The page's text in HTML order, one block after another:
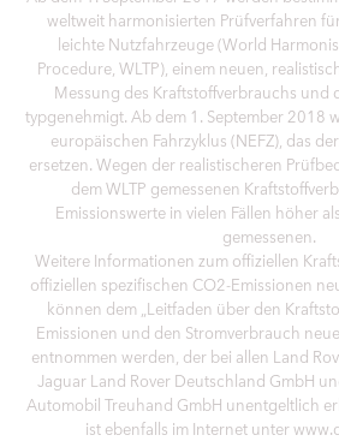
weltweit harmonisierten Prüfverfahren
leichte Nutzfahrzeuge (World
Procedure, WLTP), einem neuen,
Messung des Kraftstoffverbrauchs und
typgenehmigt. Ab dem 1. September 2018
europäischen Fahrzyklus (NEFZ), das
ersetzen. Wegen der realistischeren
dem WLTP gemessenen
Emissionswerte in vielen Fällen höher
gemessenen.
Weitere Informationen zum offiziellen
offiziellen spezifischen CO2-Emissionen
können dem „Leitfaden über den
Emissionen und den Stromverbrauch
entnommen werden, der bei allen Land
Jaguar Land Rover Deutschland GmbH
Automobil Treuhand GmbH unentgeltlich
ist ebenfalls im Internet unter